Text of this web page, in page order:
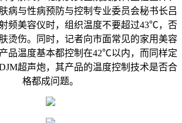
病与性病预防与控制专业委员会秘书长吕
频美容仪时，组织温度不要超过43℃，否
烫伤。同时，记者向市面常见的家用美容
品温度基本都控制在42℃以内，而同样定
超声炮，其产品的温度控制技术是否合
格都成问题。